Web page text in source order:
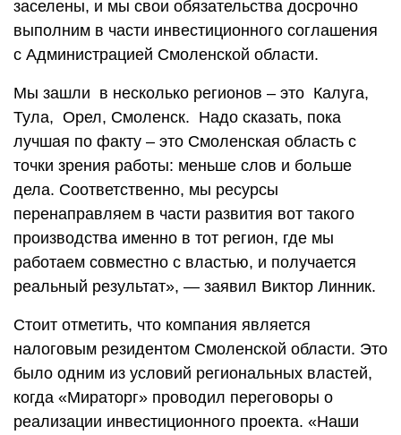
заселены, и мы свои обязательства досрочно
выполним в части инвестиционного соглашения
с Администрацией Смоленской области.
Мы зашли в несколько регионов – это Калуга,
Тула, Орел, Смоленск. Надо сказать, пока
лучшая по факту – это Смоленская область с
точки зрения работы: меньше слов и больше
дела. Соответственно, мы ресурсы
перенаправляем в части развития вот такого
производства именно в тот регион, где мы
работаем совместно с властью, и получается
реальный результат», — заявил Виктор Линник.
Стоит отметить, что компания является
налоговым резидентом Смоленской области. Это
было одним из условий региональных властей,
когда «Мираторг» проводил переговоры о
реализации инвестиционного проекта. «Наши